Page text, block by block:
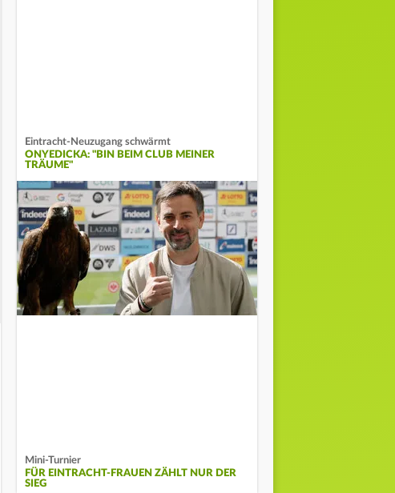
Eintracht-Neuzugang schwärmt
ONYEDICKA: "BIN BEIM CLUB MEINER
TRÄUME"
Mini-Turnier
FÜR EINTRACHT-FRAUEN ZÄHLT NUR DER
SIEG